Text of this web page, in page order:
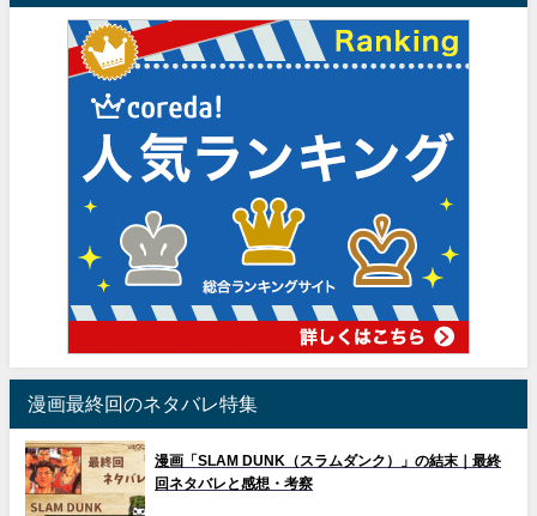
漫画最終回のネタバレ特集
漫画「SLAM DUNK（スラムダンク）」の結末｜最終
回ネタバレと感想・考察